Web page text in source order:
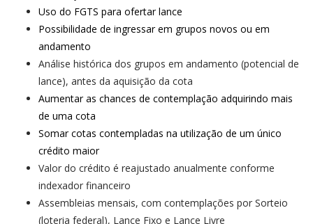
Uso do FGTS para ofertar lance
Possibilidade de ingressar em grupos novos ou em
andamento
Análise histórica dos grupos em andamento (potencial de
lance), antes da aquisição da cota
Aumentar as chances de contemplação adquirindo mais
de uma cota
Somar cotas contempladas na utilização de um único
crédito maior
Valor do crédito é reajustado anualmente conforme
indexador financeiro
Assembleias mensais, com contemplações por Sorteio
(loteria federal), Lance Fixo e Lance Livre